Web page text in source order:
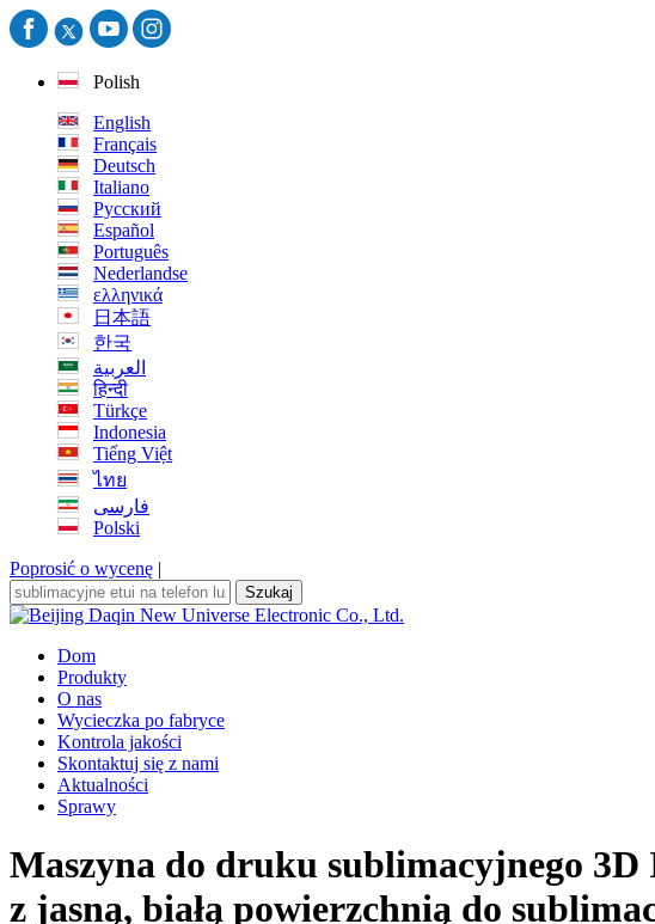
Polish
English
Français
Deutsch
Italiano
Русский
Español
Português
Nederlandse
ελληνικά
日本語
한국
العربية
हिन्दी
Türkçe
Indonesia
Tiếng Việt
ไทย
فارسی
Polski
Poprosić o wycenę |
Szukaj
Dom
Produkty
O nas
Wycieczka po fabryce
Kontrola jakości
Skontaktuj się z nami
Aktualności
Sprawy
Maszyna do druku sublimacyjnego
z jasną, białą powierzchnią do